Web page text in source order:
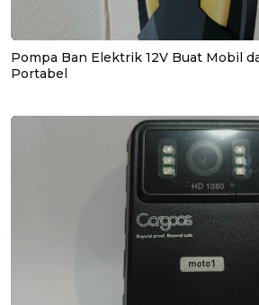
Pompa Ban Elektrik 12V Buat Mobil
Portabel